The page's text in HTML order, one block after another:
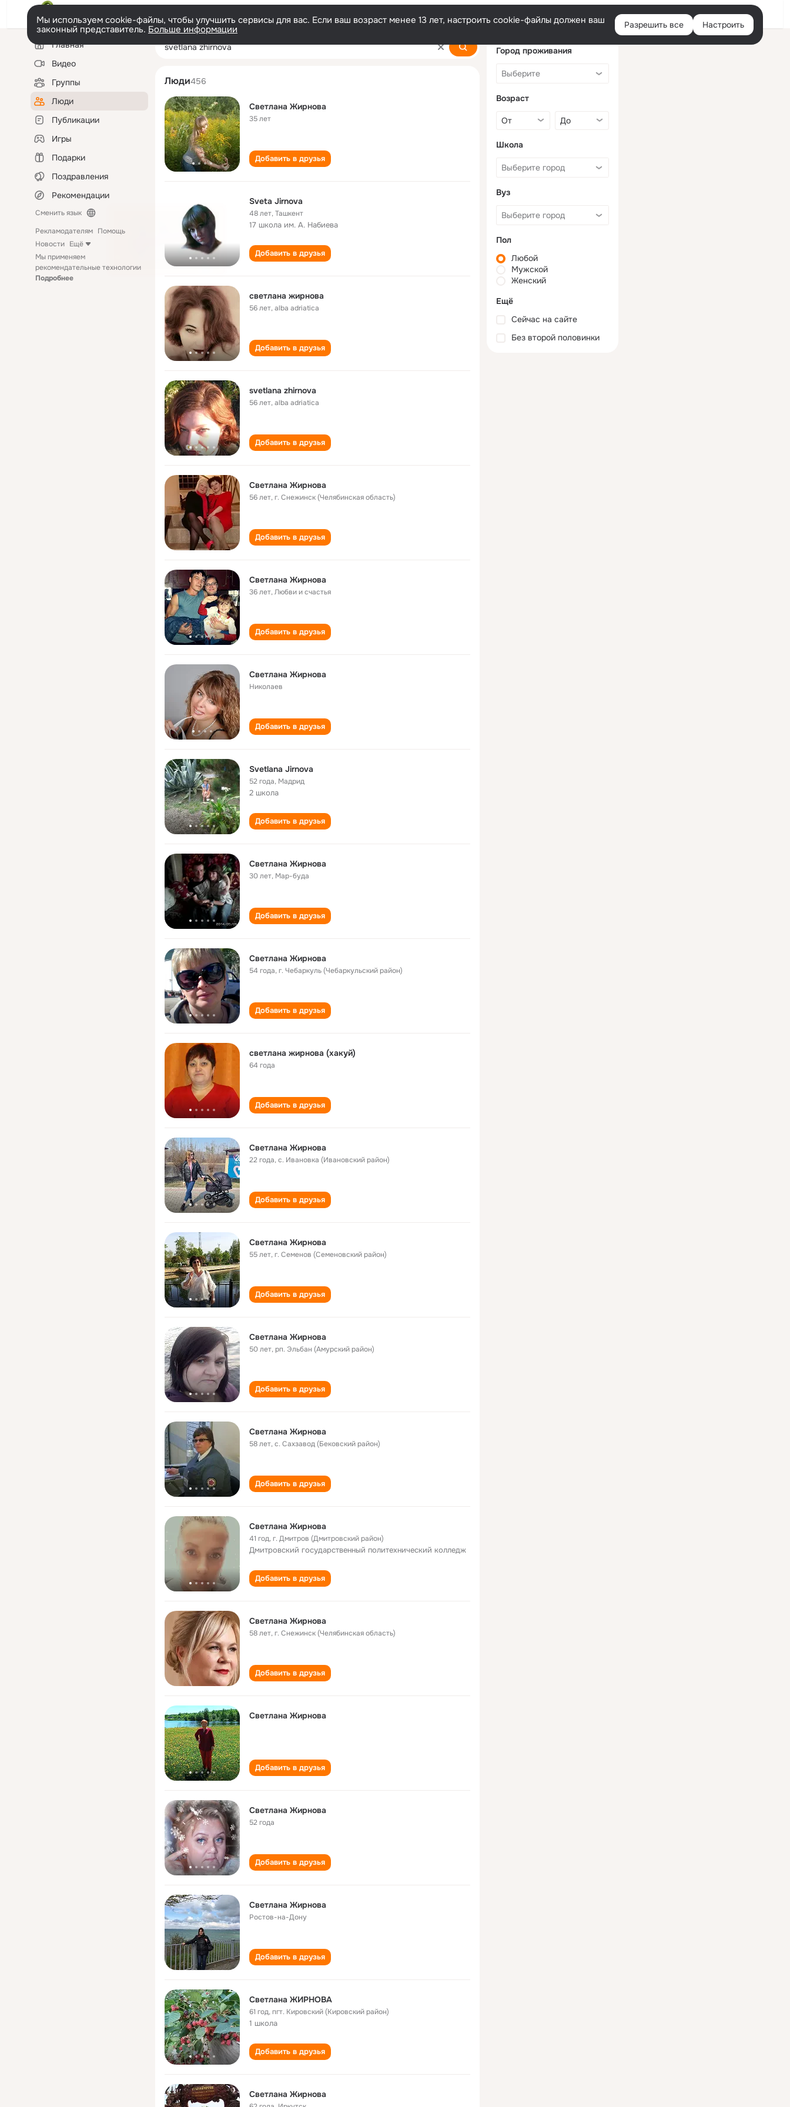
Войти
Мы используем cookie-файлы, чтобы улучшить сервисы для вас. Если ваш возраст менее 13 лет, настроить cookie-файлы должен ваш
законный представитель. Больше информации Разрешить все Настроить
Левая
колонкаГлавная
Видео
Группы
Люди
Публикации
Игры
Подарки
Поздравления
Рекомендации
Сменить язык
Рекламодателям Помощь
Новости Ещё
Мы применяем
рекомендательные технологии
Подробнее
svetlana zhirnova
Люди456
Светлана Жирнова
35 лет
Добавить в друзья
Sveta Jirnova
48 лет,Ташкент
17 школа им. А. Набиева
Добавить в друзья
светлана жирнова
56 лет,alba adriatica
Добавить в друзья
svetlana zhirnova
56 лет,alba adriatica
Добавить в друзья
Светлана Жирнова
56 лет,г. Снежинск (Челябинская область)
Добавить в друзья
Cветлана Жирнова
36 лет,Любви и счастья
Добавить в друзья
Светлана Жирнова
Николаев
Добавить в друзья
Svetlana Jirnova
52 года, Мадрид
2 школа
Добавить в друзья
Светлана Жирнова
30 лет, Мар-буда
Добавить в друзья
Светлана Жирнова
54 года,г. Чебаркуль (Чебаркульский район)
Добавить в друзья
светлана жирнова (хакуй)
64 года
Добавить в друзья
Светлана Жирнова
22 года,с. Ивановка (Ивановский район)
Добавить в друзья
Светлана Жирнова
55 лет,г. Семенов (Семеновский район)
Добавить в друзья
Светлана Жирнова
50 лет,рп. Эльбан (Амурский район)
Добавить в друзья
Светлана Жирнова
58 лет,с. Сахзавод (Бековский район)
Добавить в друзья
Светлана Жирнова
41 год,г. Дмитров (Дмитровский район)
Дмитровский государственный политехнический колледж
Добавить в друзья
Светлана Жирнова
58 лет,г. Снежинск (Челябинская область)
Добавить в друзья
Светлана Жирнова
Добавить в друзья
Светлана Жирнова
52 года
Добавить в друзья
Светлана Жирнова
Ростов-на-Дону
Добавить в друзья
Светлана ЖИРНОВА
61 год,пгт. Кировский (Кировский район)
1 школа
Добавить в друзья
Светлана Жирнова
Город проживания
Возраст
Школа
Вуз
Пол
Любой
Мужской
Женский
Ещё
Сейчас на сайте
Без второй половинки